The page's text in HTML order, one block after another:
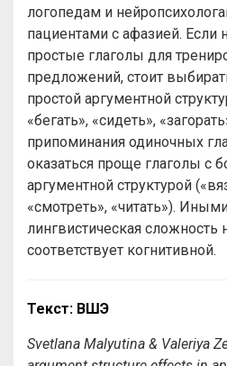
логопедам и
пациентами с афазией. Если
простые глаголы для
предложений, стоит
простой аргументной
«бегать», «сидеть»,
припоминания одиночных
оказаться проще глаголы с
аргументной структурой
«смотреть», «читать»).
лингвистическая сложность
соответствует когнитивной.
Текст: ВШЭ
Svetlana Malyutina & Valeriya